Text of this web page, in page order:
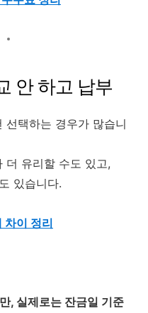
안 하고 납부
선택하는 경우가 많습니
더 유리할 수도 있고,
있습니다.
이 정리
, 실제로는 잔금일 기준